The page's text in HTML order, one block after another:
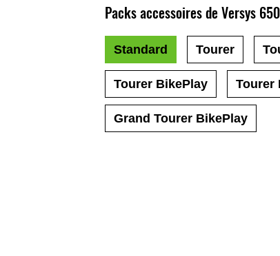
Packs accessoires de Versys 650
Standard Tourer
Tourer BikePlay Tourer
Grand Tourer BikePlay